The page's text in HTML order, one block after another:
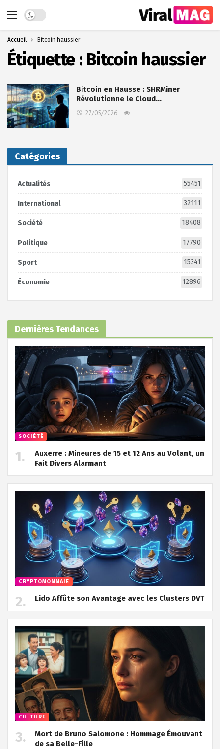
Dark mode
Accueil Bitcoin haussier
Étiquette : Bitcoin haussier
Bitcoin en Hausse : SHRMiner
Révolutionne le Cloud…
27/05/2026
Catégories
Actualités 55451
International 32111
Société 18408
Politique 17790
Sport 15341
Économie 12896
Dernières Tendances
SOCIÉTÉ
Auxerre : Mineures de 15 et 12 Ans au Volant, un
Fait Divers Alarmant
CRYPTOMONNAIE
Lido Affûte son Avantage avec les Clusters DVT
CULTURE
Mort de Bruno Salomone : Hommage Émouvant
de sa Belle-Fille